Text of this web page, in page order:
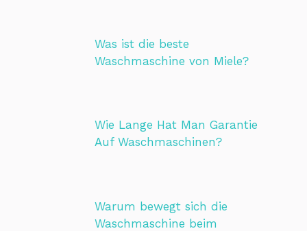
Was ist die beste
Waschmaschine von Miele?
Wie Lange Hat Man Garantie
Auf Waschmaschinen?
Warum bewegt sich die
Waschmaschine beim